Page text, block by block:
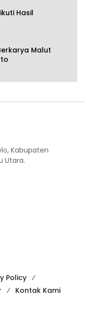
Hasil
Malut
Kabupaten
Utara.
Policy
Kontak Kami